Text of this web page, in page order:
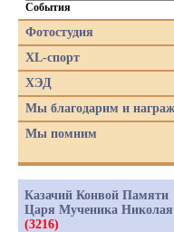
События
Фотостудия
XL-спорт
ХЭД
Мы благодарим и
Мы помним
Казачий Конвой Памяти
Царя Мученика
(3216)